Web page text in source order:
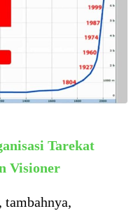
Tarekat
Visioner
tambahnya,